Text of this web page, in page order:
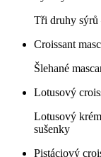
Tři druhy sýrů
Croissant
Šlehané
Lotusový
Lotusový
sušenky
Pistáciový